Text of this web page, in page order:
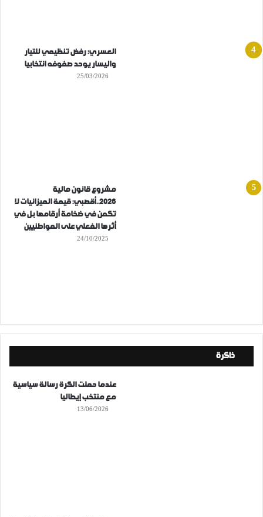
العسري: رفض تنظيمي للتيار
واليسار يوحد صفوفه انتخابيا
25/03/2026
مشروع قانون مالية
2026..أقصبي: قيمة الميزانيات لا
تكمن في ضخامة أرقامها بل في
أثرها الفعلي على المواطنيين
24/10/2025
ذاكرة
عندما حملت الكرة رسالة سياسية
مع منتخب إيطاليا
13/06/2026